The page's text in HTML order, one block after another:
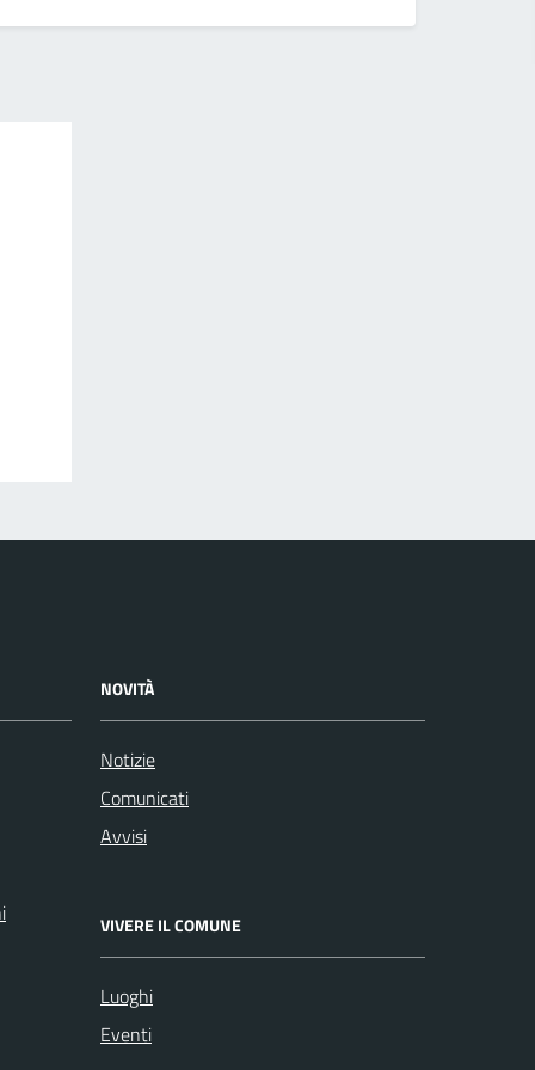
NOVITÀ
Notizie
Comunicati
Avvisi
VIVERE IL COMUNE
Luoghi
Eventi